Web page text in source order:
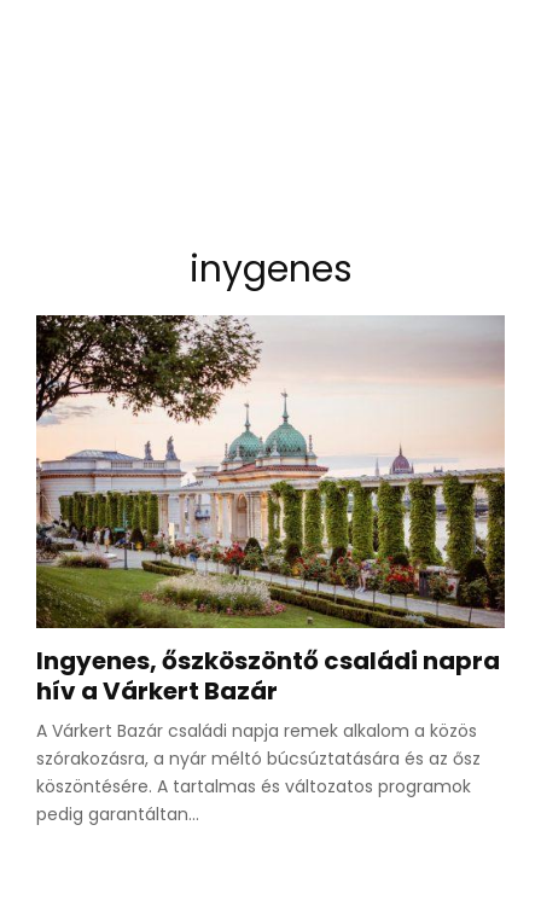
inygenes
Ingyenes, őszköszöntő családi napra
hív a Várkert Bazár
A Várkert Bazár családi napja remek alkalom a közös
szórakozásra, a nyár méltó búcsúztatására és az ősz
köszöntésére. A tartalmas és változatos programok
pedig garantáltan...